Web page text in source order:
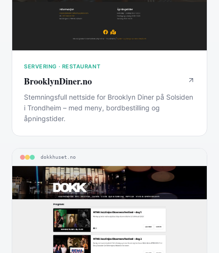
SERVERING · RESTAURANT
BrooklynDiner.no
Stemningsfull nettside for Brooklyn Diner på Solsiden
i Trondheim – med meny, bordbestilling og
åpningstider.
dokkhuset.no